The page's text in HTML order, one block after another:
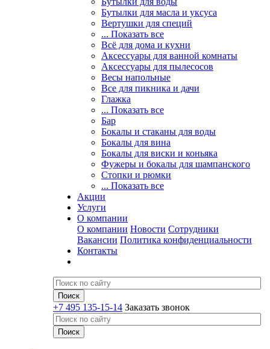
Бутылки для масла и уксуса
Вертушки для специй
... Показать все
Всё для дома и кухни
Аксессуары для ванной комнаты
Аксессуары для пылесосов
Весы напольные
Все для пикника и дачи
Глажка
... Показать все
Бар
Бокалы и стаканы для воды
Бокалы для вина
Бокалы для виски и коньяка
Фужеры и бокалы для шампанского
Стопки и рюмки
... Показать все
Акции
Услуги
О компании
О компании Новости Сотрудники
Вакансии Политика конфиденциальности
Контакты
+7 495 135-15-14 Заказать звонок